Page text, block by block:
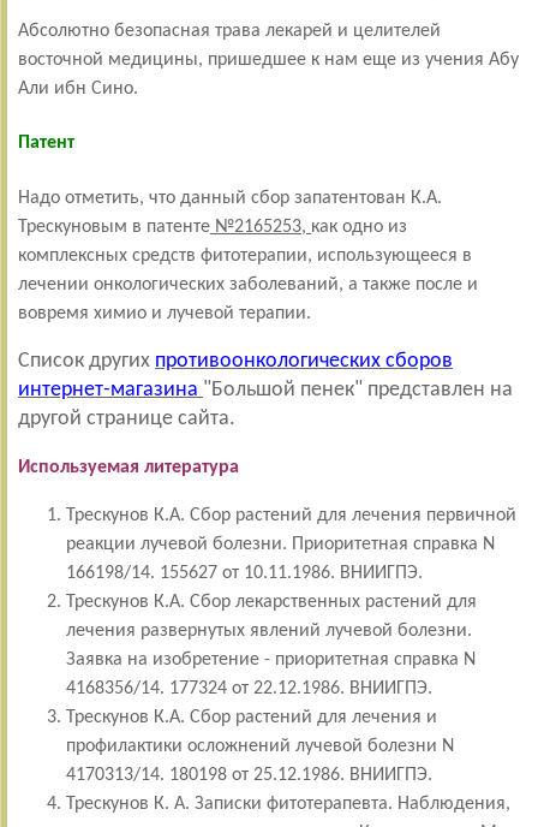
Абсолютно безопасная трава лекарей и целителей
восточной медицины, пришедшее к нам еще из учения Абу
Али ибн Сино.
Патент
Надо отметить, что данный сбор запатентован К.А.
Трескуновым в патенте №2165253, как одно из
комплексных средств фитотерапии, использующееся в
лечении онкологических заболеваний, а также после и
вовремя химио и лучевой терапии.
Список других противоонкологических сборов
интернет-магазина "Большой пенек" представлен на
другой странице сайта.
Используемая литература
Трескунов К.А. Сбор растений для лечения первичной
реакции лучевой болезни. Приоритетная справка N
166198/14. 155627 от 10.11.1986. ВНИИГПЭ.
Трескунов К.А. Сбор лекарственных растений для
лечения развернутых явлений лучевой болезни.
Заявка на изобретение - приоритетная справка N
4168356/14. 177324 от 22.12.1986. ВНИИГПЭ.
Трескунов К.А. Сбор растений для лечения и
профилактики осложнений лучевой болезни N
4170313/14. 180198 от 25.12.1986. ВНИИГПЭ.
Трескунов К. А. Записки фитотерапевта. Наблюдения,